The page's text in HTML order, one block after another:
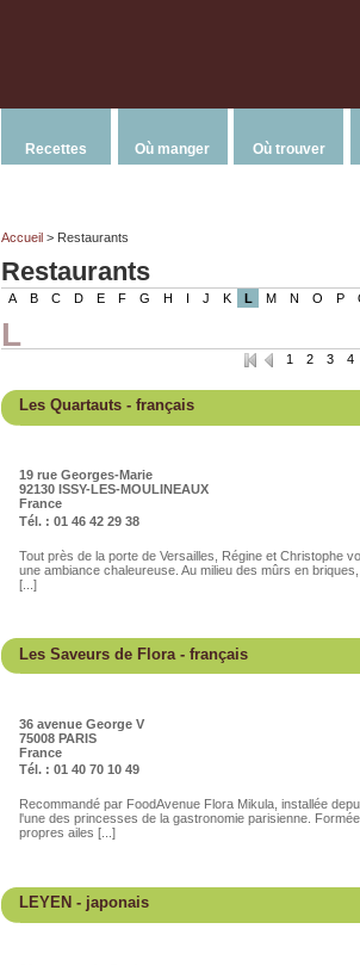
Recettes Où manger Où trouver
Accueil > Restaurants
Restaurants
A B C D E F G H I J K L M N O P
L
1 2 3 4
Les Quartauts - français
19 rue Georges-Marie
92130 ISSY-LES-MOULINEAUX
France
Tél. : 01 46 42 29 38
Tout près de la porte de Versailles, Régine et Christophe
une ambiance chaleureuse. Au milieu des mûrs en
[...]
Les Saveurs de Flora - français
36 avenue George V
75008 PARIS
France
Tél. : 01 40 70 10 49
Recommandé par FoodAvenue Flora Mikula, installée
l'une des princesses de la gastronomie parisienne.
propres ailes [...]
LEYEN - japonais